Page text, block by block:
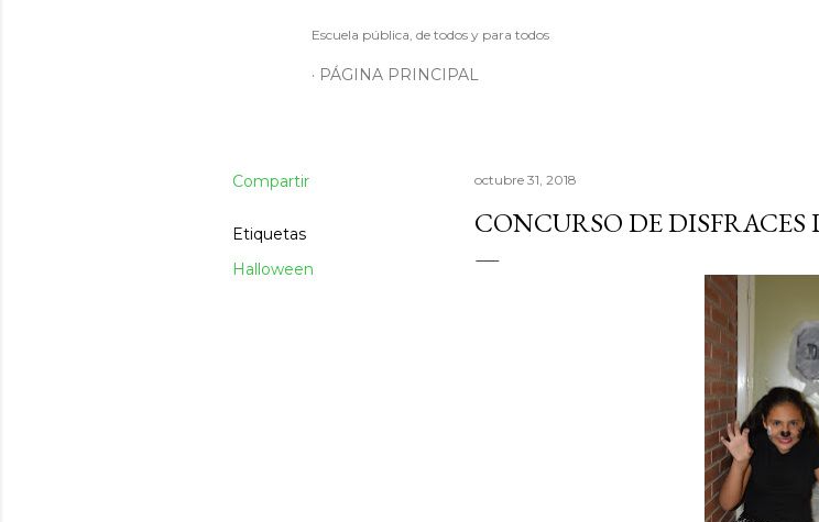
Escuela pública, de todos y para todos
PÁGINA PRINCIPAL
Compartir
Etiquetas
Halloween
octubre 31, 2018
CONCURSO DE DISFRACES